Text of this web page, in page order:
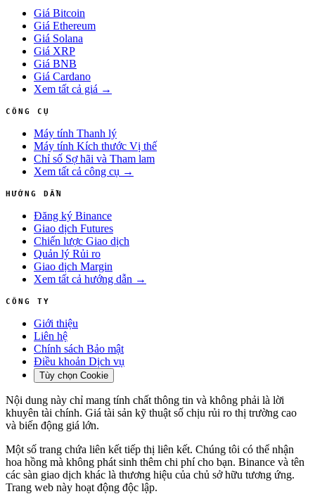
Giá Bitcoin
Giá Ethereum
Giá Solana
Giá XRP
Giá BNB
Giá Cardano
Xem tất cả giá →
CÔNG CỤ
Máy tính Thanh lý
Máy tính Kích thước Vị thế
Chỉ số Sợ hãi và Tham lam
Xem tất cả công cụ →
HƯỚNG DẪN
Đăng ký Binance
Giao dịch Futures
Chiến lược Giao dịch
Quản lý Rủi ro
Giao dịch Margin
Xem tất cả hướng dẫn →
CÔNG TY
Giới thiệu
Liên hệ
Chính sách Bảo mật
Điều khoản Dịch vụ
Tùy chọn Cookie
Nội dung này chỉ mang tính chất thông tin và không phải là lời
khuyên tài chính. Giá tài sản kỹ thuật số chịu rủi ro thị trường cao
và biến động giá lớn.
Một số trang chứa liên kết tiếp thị liên kết. Chúng tôi có thể nhận
hoa hồng mà không phát sinh thêm chi phí cho bạn. Binance và tên
các sàn giao dịch khác là thương hiệu của chủ sở hữu tương ứng.
Trang web này hoạt động độc lập.